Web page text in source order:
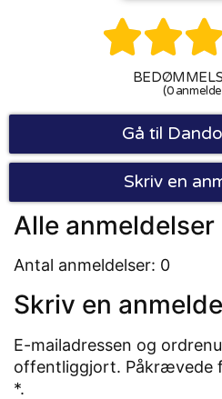

(0
Gå til
Skriv en
Alle anmeldelser
Antal anmeldelser: 0
Skriv en
E-mailadressen og
offentliggjort. Påkrævede
*.